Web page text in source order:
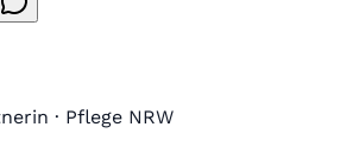
· Pflege NRW